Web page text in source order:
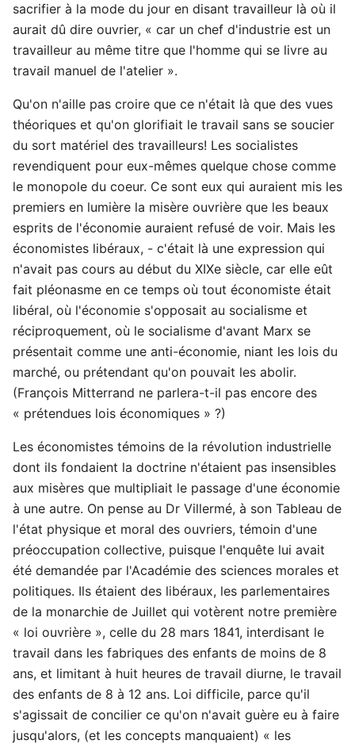
sacrifier à la mode du jour en disant travailleur là où il
aurait dû dire ouvrier, « car un chef d'industrie est un
travailleur au même titre que l'homme qui se livre au
travail manuel de l'atelier ».
Qu'on n'aille pas croire que ce n'était là que des vues
théoriques et qu'on glorifiait le travail sans se soucier
du sort matériel des travailleurs! Les socialistes
revendiquent pour eux-mêmes quelque chose comme
le monopole du coeur. Ce sont eux qui auraient mis les
premiers en lumière la misère ouvrière que les beaux
esprits de l'économie auraient refusé de voir. Mais les
économistes libéraux, - c'était là une expression qui
n'avait pas cours au début du XIXe siècle, car elle eût
fait pléonasme en ce temps où tout économiste était
libéral, où l'économie s'opposait au socialisme et
réciproquement, où le socialisme d'avant Marx se
présentait comme une anti-économie, niant les lois du
marché, ou prétendant qu'on pouvait les abolir.
(François Mitterrand ne parlera-t-il pas encore des
« prétendues lois économiques » ?)
Les économistes témoins de la révolution industrielle
dont ils fondaient la doctrine n'étaient pas insensibles
aux misères que multipliait le passage d'une économie
à une autre. On pense au Dr Villermé, à son Tableau de
l'état physique et moral des ouvriers, témoin d'une
préoccupation collective, puisque l'enquête lui avait
été demandée par l'Académie des sciences morales et
politiques. Ils étaient des libéraux, les parlementaires
de la monarchie de Juillet qui votèrent notre première
« loi ouvrière », celle du 28 mars 1841, interdisant le
travail dans les fabriques des enfants de moins de 8
ans, et limitant à huit heures de travail diurne, le travail
des enfants de 8 à 12 ans. Loi difficile, parce qu'il
s'agissait de concilier ce qu'on n'avait guère eu à faire
jusqu'alors, (et les concepts manquaient) « les